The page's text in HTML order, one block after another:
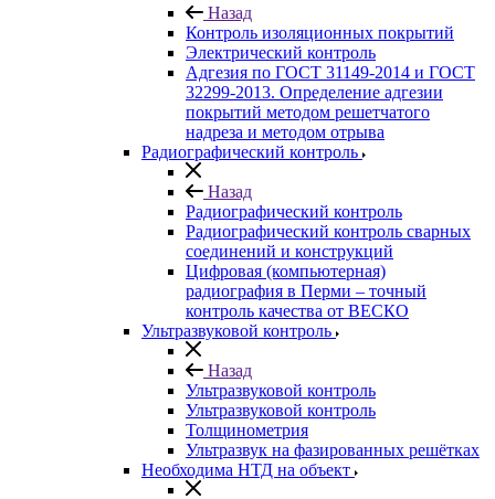
Назад
Контроль изоляционных покрытий
Электрический контроль
Адгезия по ГОСТ 31149-2014 и ГОСТ
32299-2013. Определение адгезии
покрытий методом решетчатого
надреза и методом отрыва
Радиографический контроль
Назад
Радиографический контроль
Радиографический контроль сварных
соединений и конструкций
Цифровая (компьютерная)
радиография в Перми – точный
контроль качества от ВЕСКО
Ультразвуковой контроль
Назад
Ультразвуковой контроль
Ультразвуковой контроль
Толщинометрия
Ультразвук на фазированных решётках
Необходима НТД на объект